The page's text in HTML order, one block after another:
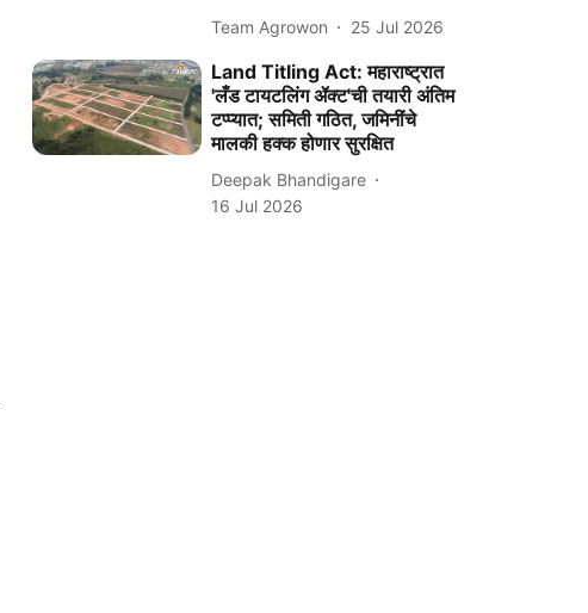
Team Agrowon 25 Jul 2026
Land Titling Act: महाराष्ट्रात
'लँड टायटलिंग ॲक्ट'ची तयारी अंतिम
टप्प्यात; समिती गठित, जमिनींचे
मालकी हक्क होणार सुरक्षित
Deepak Bhandigare
16 Jul 2026